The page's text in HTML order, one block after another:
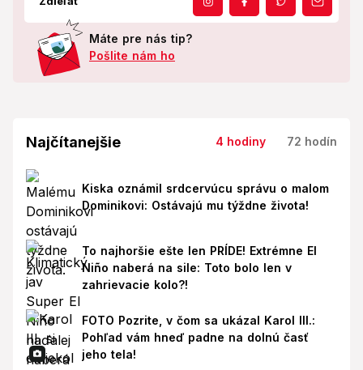
Máte pre nás tip?
Pošlite nám ho
Najčítanejšie 4 hodiny 72 hodín
Kiska oznámil srdcervúcu správu o malom
Dominikovi: Ostávajú mu týždne života!
To najhoršie ešte len PRÍDE! Extrémne El
Niño naberá na sile: Toto bolo len v
zahrievacie kolo?!
FOTO Pozrite, v čom sa ukázal Karol III.:
Pohľad vám hneď padne na dolnú časť
jeho tela!